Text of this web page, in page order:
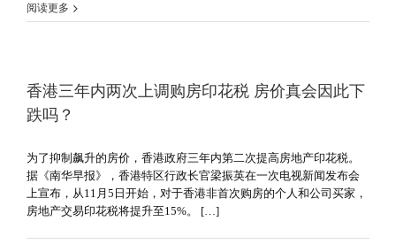
阅读更多
香港三年内两次上调购房印花税 房价真会因此下
跌吗？
为了抑制飙升的房价，香港政府三年内第二次提高房地产印花税。
据《南华早报》，香港特区行政长官梁振英在一次电视新闻发布会
上宣布，从11月5日开始，对于香港非首次购房的个人和公司买家，
房地产交易印花税将提升至15%。 […]